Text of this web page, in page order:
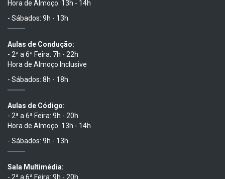
Hora de Almoço: 13h - 14h
- Sábados: 9h - 13h
Aulas de Condução:
- 2ª a 6ª Feira: 7h - 22h
Hora de Almoço Inclusive
- Sábados: 8h - 18h
Aulas de Código:
- 2ª a 6ª Feira: 9h - 20h
Hora de Almoço: 13h - 14h
- Sábados: 9h - 13h
Sala Multimédia:
- 2ª a 6ª Feira: 9h - 20h